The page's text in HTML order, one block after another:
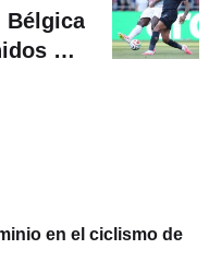
Bélgica
del
en el ciclismo de